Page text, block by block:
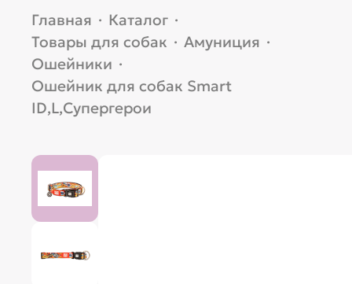
Главная · Каталог ·
Товары для собак · Амуниция ·
Ошейники ·
Ошейник для собак Smart
ID,L,Супергерои